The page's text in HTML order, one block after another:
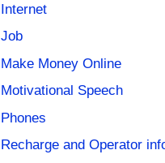
Internet
Job
Make Money Online
Motivational Speech
Phones
Recharge and Operator